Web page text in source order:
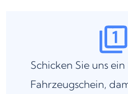
Schicken Sie uns
Fahrzeugschein,